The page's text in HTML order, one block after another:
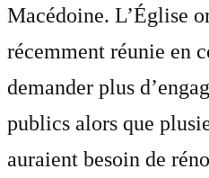
Macédoine. L’Église
récemment réunie en
demander plus
publics alors que
auraient besoin de